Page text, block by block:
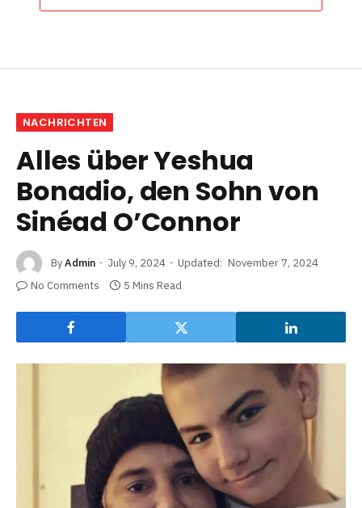
NACHRICHTEN
Alles über Yeshua
Bonadio, den Sohn von
Sinéad O’Connor
ByAdmin July 9, 2024 Updated: November 7, 2024
No Comments
5 Mins Read